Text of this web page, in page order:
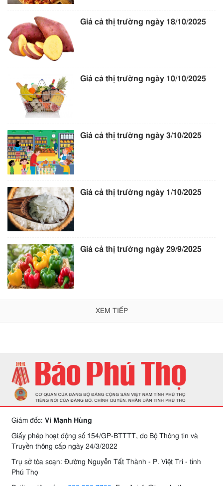
Giá cả thị trường ngày 18/10/2025
Giá cả thị trường ngày 10/10/2025
Giá cả thị trường ngày 3/10/2025
Giá cả thị trường ngày 1/10/2025
Giá cả thị trường ngày 29/9/2025
XEM TIẾP
Giám đốc: Vi Mạnh Hùng
Giấy phép hoạt động số 154/GP-BTTTT, do Bộ Thông tin và
Truyền thông cấp ngày 24/3/2022
Trụ sở tòa soạn: Đường Nguyễn Tất Thành - P. Việt Trì - tỉnh
Phú Thọ